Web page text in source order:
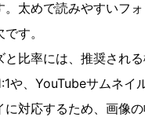
太めで読みやすいフ
す。
比率には、推奨され
や、YouTubeサムネ
対応するため、画像